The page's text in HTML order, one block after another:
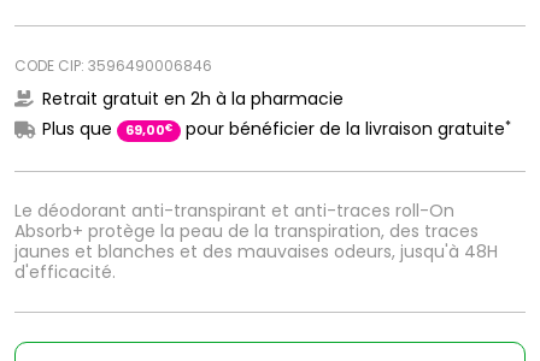
Le déodorant anti-transpirant et anti-traces roll-On
Absorb+ protège la peau de la transpiration, des traces
jaunes et blanches et des mauvaises odeurs, jusqu'à 48H
d'efficacité.
CODE CIP: 3596490006846
Retrait gratuit en 2h à la pharmacie
Plus que
69,00€ pour bénéficier de la livraison gratuite*